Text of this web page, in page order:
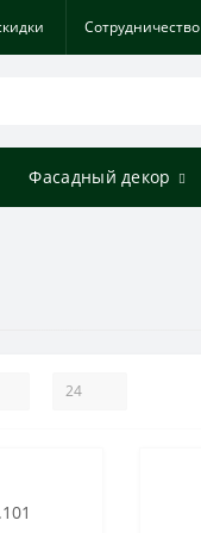
Cотрудничество
Фасадный декор